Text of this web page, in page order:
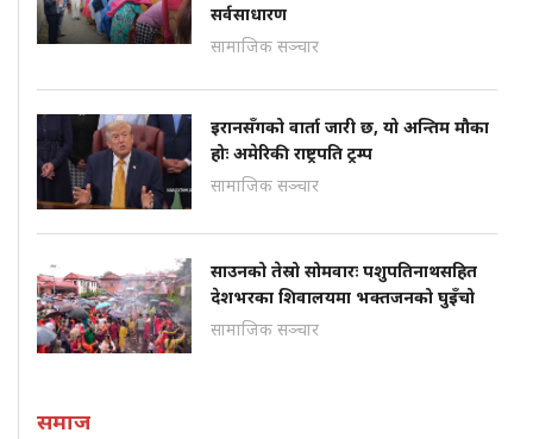
सर्वसाधारण
सामाजिक सञ्चार
इरानसँगको वार्ता जारी छ, यो अन्तिम मौका
होः अमेरिकी राष्ट्रपति ट्रम्प
सामाजिक सञ्चार
साउनको तेस्रो सोमवारः पशुपतिनाथसहित
देशभरका शिवालयमा भक्तजनको घुइँचो
सामाजिक सञ्चार
समाज